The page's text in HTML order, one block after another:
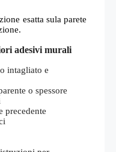
esatta sula parete
adesivi murali
intagliato e
o spessore
precedente